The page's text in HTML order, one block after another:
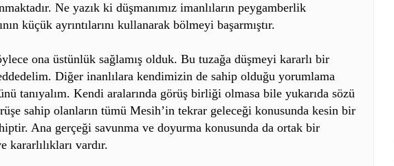
Ne yazık ki düşmanımız imanlıların peygamberlik
küçük ayrıntılarını kullanarak bölmeyi başarmıştır.
ona üstünlük sağlamış olduk. Bu tuzağa düşmeyi kararlı bir
Diğer inanlılara kendimizin de sahip olduğu yorumlama
tanıyalım. Kendi aralarında görüş birliği olmasa bile yukarıda sözü
sahip olanların tümü Mesih’in tekrar geleceği konusunda kesin bir
Ana gerçeği savunma ve doyurma konusunda da ortak bir
kararlılıkları vardır.